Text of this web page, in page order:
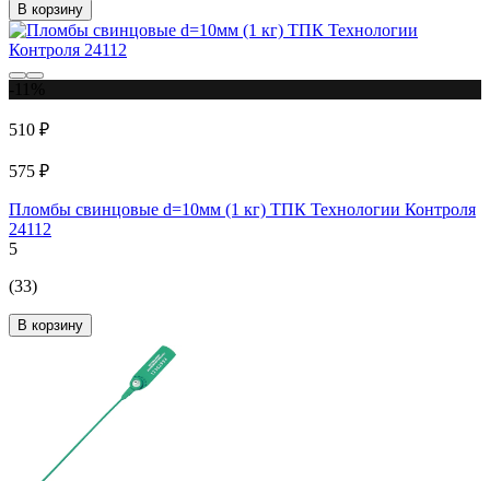
В корзину
510 ₽
575 ₽
Пломбы свинцовые d=10мм (1 кг) ТПК Технологии Контроля
24112
5
(33)
В корзину